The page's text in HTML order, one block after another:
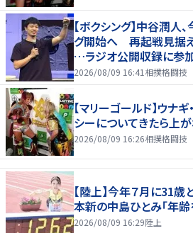
【ボクシング】中谷潤人
グ開始へ 再起戦見据え
…ラジオ公開収録に参
2026/08/09 16:41 相撲格闘技
【マリーゴールド】ウナ
シーについてきたら上が
2026/08/09 16:26相撲格闘技
【陸上】今年７月に31
本新の中島ひとみ「年
2026/08/09 16:29陸上